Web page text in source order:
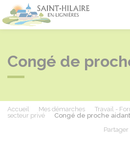
Saint-
Congé de
Accueil Mes démarches Travail -
secteur privé
Congé de proche aidant
Partager